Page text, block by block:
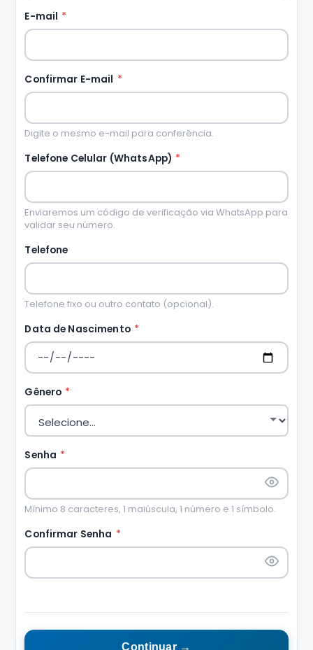
E-mail *
Confirmar E-mail *
Digite o mesmo e-mail para conferência.
Telefone Celular (WhatsApp) *
Enviaremos um código de verificação via WhatsApp para
validar seu número.
Telefone
Telefone fixo ou outro contato (opcional).
Data de Nascimento *
Gênero *
Senha *
Mínimo 8 caracteres, 1 maiúscula, 1 número e 1 símbolo.
Confirmar Senha *
Continuar →